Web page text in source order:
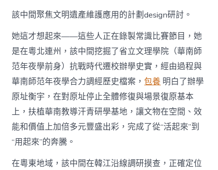
該中間聚焦文明遺產維護應用的計劃design研討。
她這才想起來——這些人正在錄製常識比賽節目，她
是在粵北連州，該中間挖掘了省立文理學院（華南師
范年夜學前身）抗戰時代遷校辦學史實，經由過程與
華南師范年夜學合力調經歷史檔案，包養 明白了辦學
原址衡宇，在對原址停止全體修復與場景復原基本
上，扶植華南教導汗青研學基地，讓文物在空間、效
能和價值上加倍多元豐盛出彩，完成了從“活起來”到
“用起來”的奔騰。
在粵東地域，該中間在韓江沿線調研摸查，正確定位